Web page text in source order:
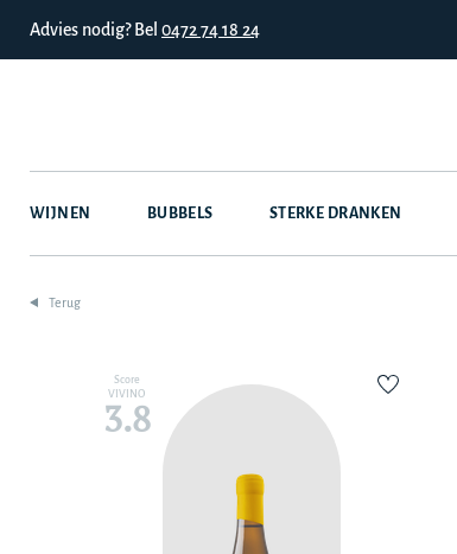
Advies nodig? Bel 0472 74 18 24
WIJNEN BUBBELS STERKE DRANKEN
Terug
Score
VIVINO
3.8